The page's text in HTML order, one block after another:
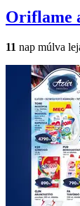
Oriflame
11 nap múlva